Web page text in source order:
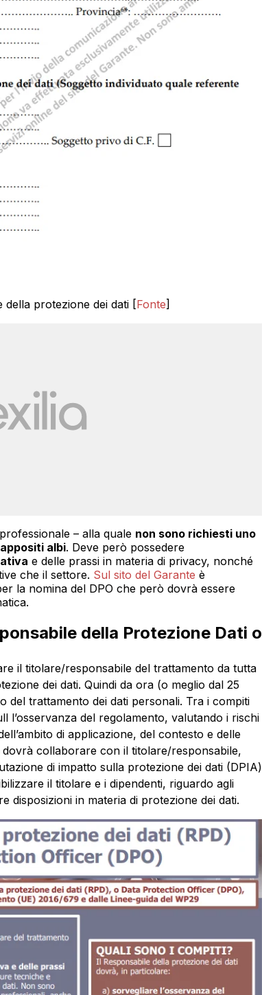
della protezione dei dati [Fonte]
– alla quale non sono richiesti uno
albi. Deve però possedere
e delle prassi in materia di privacy, nonché
che il settore. Sul sito del Garante è
la nomina del DPO che però dovrà essere
della Protezione Dati o
il titolare/responsabile del trattamento da tutta
dei dati. Quindi da ora (o meglio dal 25
del trattamento dei dati personali. Tra i compiti
l’osservanza del regolamento, valutando i rischi
di applicazione, del contesto e delle
collaborare con il titolare/responsabile,
di impatto sulla protezione dei dati (DPIA)
il titolare e i dipendenti, riguardo agli
disposizioni in materia di protezione dei dati.